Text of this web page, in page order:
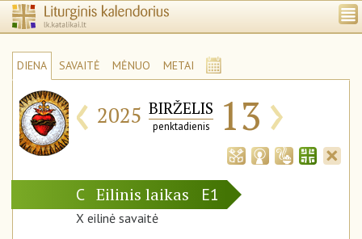
DIENA SAVAITĖ MĖNUO METAI
‹ 2025 BIRŽELIS
penktadienis 13 ›
C Eilinis laikas E1
X eilinė savaitė